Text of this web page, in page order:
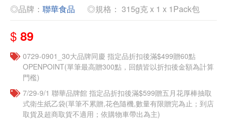
◎品牌： 聯華食品 ◎規格： 315g克 x 1 x 1Pack包
$ 89
0729-0901_30大品牌同慶 指定品折扣後滿$499贈60點
OPENPOINT(單筆最高贈300點，回饋皆以折扣後金額為計算
門檻)
7/29-9/1 聯華品牌館 指定品折扣後滿$599贈五月花厚棒抽取
式衛生紙乙袋(單筆不累贈,花色隨機,數量有限贈完為止；到店
取貨及超商取貨不適用；依購物車帶出為主)​​